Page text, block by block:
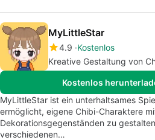
MyLittleStar
4.9 Kostenlos
Kreative Gestaltung von
Kostenlos
MyLittleStar ist ein unterhaltsames
ermöglicht, eigene Chibi-Charaktere
Dekorationsgegenständen zu
verschiedenen…